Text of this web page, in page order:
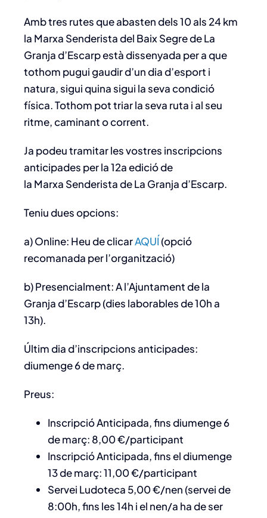
Amb tres rutes que abasten dels 10 als 24 km
la Marxa Senderista del Baix Segre de La
Granja d’Escarp està dissenyada per a que
tothom pugui gaudir d’un dia d’esport i
natura, sigui quina sigui la seva condició
física. Tothom pot triar la seva ruta i al seu
ritme, caminant o corrent.
Ja podeu tramitar les vostres inscripcions
anticipades per la 12a edició de
la Marxa Senderista de La Granja d’Escarp.
Teniu dues opcions:
a) Online: Heu de clicarAQUÍ (opció
recomanada per l’organització)
b) Presencialment: A l’Ajuntament de la
Granja d’Escarp (dies laborables de 10h a
13h).
Últim dia d’inscripcions anticipades:
diumenge 6 de març.
Preus:
Inscripció Anticipada, fins diumenge 6
de març: 8,00 €/participant
Inscripció Anticipada, fins el diumenge
13 de març: 11,00 €/participant
Servei Ludoteca 5,00 €/nen (servei de
8:00h, fins les 14h i el nen/a ha de ser